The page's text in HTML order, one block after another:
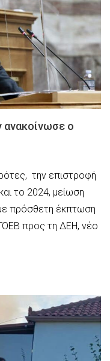
ο
την επιστροφή
το 2024, μείωση
πρόσθετη έκπτωση
προς τη ΔΕΗ, νέο